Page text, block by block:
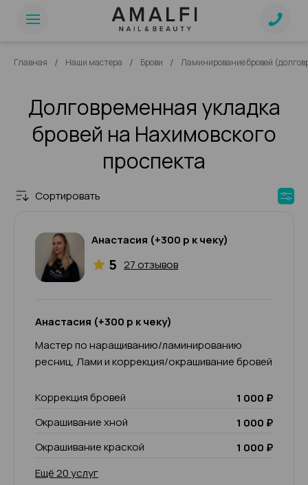
Главная / Наши мастера / Брови / Ламинирование бровей
Долговременная укладка
бровей на Нахимовского
проспекта
Сортировать
Анастасия (+300 р к чеку)
5 27 отзывов
Анастасия (+300 р к чеку)
Мастер по наращиванию/ламинированию
ресниц, Лами и коррекция/окрашивание бровей
Коррекция бровей
1 000 ₽
Окрашивание хной
1 000 ₽
Окрашивание краской
1 000 ₽
Ещё 20 услуг